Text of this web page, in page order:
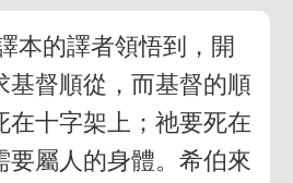
本的譯者領悟到，開
基督順從，而基督的順
在十字架上；祂要死在
要屬人的身體。希伯來